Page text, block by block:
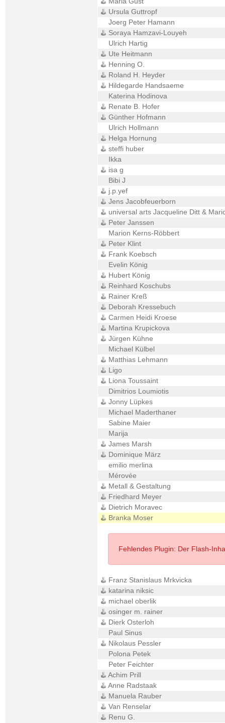
Ursula Guttropf
Joerg Peter Hamann
Soraya Hamzavi-Louyeh
Ulrich Hartig
Ute Heitmann
Henning O.
Roland H. Heyder
Hildegarde Handsaeme
Katerina Hodinova
Renate B. Hofer
Günther Hofmann
Ulrich Hollmann
Helga Hornung
steffi huber
Ikka
isa g
Bibi J
j.p.yef
Jens Jacobfeuerborn
universal arts Jacqueline Ditt &
Peter Janssen
Marion Kerns-Röbbert
Peter Klint
Frank Koebsch
Evelin König
Hubert König
Reinhard Koschubs
Rainer Kreß
Deborah Kressebuch
Carmen Heidi Kroese
Martina Krupickova
Jürgen Kühne
Michael Külbel
Matthias Lehmann
Ligo
Liona Toussaint
Dimitrios Loumiotis
Jonny Lüpkes
Michael Maderthaner
Sabine Maier
Marija
James Marsh
Dominique März
emilio merlina
Mérovée
Metall & Gestaltung
Friedhard Meyer
Dietrich Moravec
Branka Moser
Fehlendes Plugin: Der Flash-
Franz Stanislaus Mrkvicka
katarina niksic
michael oberlik
osinger m. rainer
Dierk Osterloh
Paul Sinus
Nikolaus Pessler
Polona Petek
Peter Feichter
Achim Prill
Anne Radstaak
Manuela Rauber
Van Renselar
Renu G.